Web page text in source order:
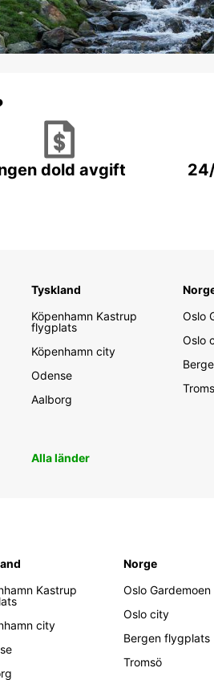
dold avgift
Tyskland
Köpenhamn Kastrup
flygplats
Köpenhamn city
Odense
Aalborg
Oslo
Oslo
Alla länder
Kastrup
city
Norge
Oslo
Oslo city
Bergen flygplats
Tromsö